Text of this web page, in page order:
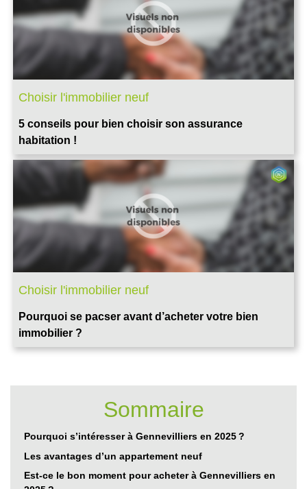
Choisir l'immobilier neuf
5 conseils pour bien choisir son assurance
habitation !
Choisir l'immobilier neuf
Pourquoi se pacser avant d’acheter votre bien
immobilier ?
Sommaire
Pourquoi s’intéresser à Gennevilliers en 2025 ?
Les avantages d’un appartement neuf
Est-ce le bon moment pour acheter à Gennevilliers en